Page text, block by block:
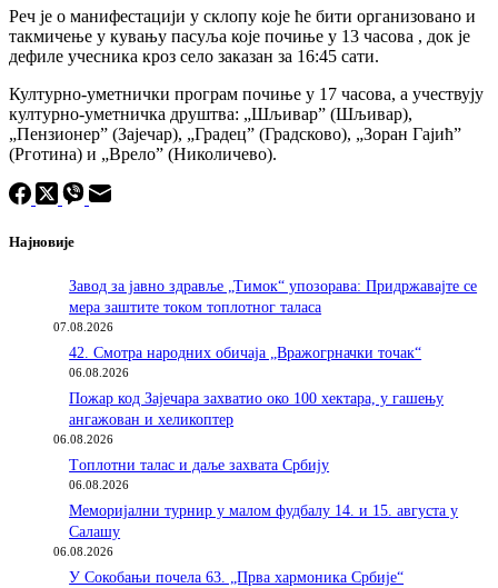
Реч је о манифестацији у склопу које ће бити организовано и
такмичење у кувању пасуља које почиње у 13 часова , док је
дефиле учесника кроз село заказан за 16:45 сати.
Културно-уметнички програм почиње у 17 часова, а учествују
културно-уметничка друштва: „Шљивар” (Шљивар),
„Пензионер” (Зајечар), „Градец” (Градсково), „Зоран Гајић”
(Рготина) и „Врело” (Николичево).
Најновије
Завод за јавно здравље „Тимок“ упозорава: Придржавајте се
мера заштите током топлотног таласа
07.08.2026
42. Смотра народних обичаја „Вражогрначки точак“
06.08.2026
Пожар код Зајечара захватио око 100 хектара, у гашењу
ангажован и хеликоптер
06.08.2026
Tоплотни талас и даље захвата Србију
06.08.2026
Меморијални турнир у малом фудбалу 14. и 15. августа у
Салашу
06.08.2026
У Сокобањи почела 63. „Прва хармоника Србије“